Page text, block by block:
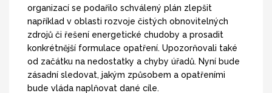
organizací se podařilo schválený plán zlepšit
například v oblasti rozvoje čistých obnovitelných
zdrojů či řešení energetické chudoby a prosadit
konkrétnější formulace opatření. Upozorňovali také
od začátku na nedostatky a chyby úřadů. Nyní bude
zásadní sledovat, jakým způsobem a opatřeními
bude vláda naplňovat dané cíle.